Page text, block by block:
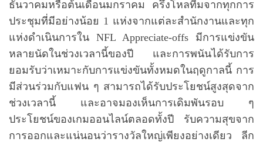
ธันวาคมหรือต้นเดือนมกราคม ครึ่งโหลทีมจากทุกการ
ประชุมที่มีอย่างน้อย 1 แห่งจากแต่ละสำนักงานและทุก
แห่งดำเนินการใน NFL Appreciate-offs มีการแข่งขัน
หลายนัดในช่วงเวลานี้ของปี และการพนันได้รับการ
ยอมรับว่าเหมาะกับการแข่งขันทั้งหมดในฤดูกาลนี้ การ
มีส่วนร่วมกับแฟน ๆ สามารถได้รับประโยชน์สูงสุดจาก
ช่วงเวลานี้ และอาจมองเห็นการเดิมพันรอบ ๆ
ประโยชน์ของเกมออนไลน์ตลอดทั้งปี รับความสุขจาก
การออกและแน่นอนว่ารางวัลใหญ่เพียงอย่างเดียว ลีก